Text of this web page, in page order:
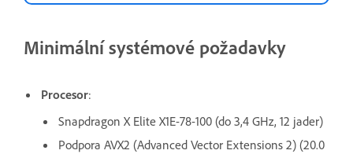
Minimální systémové požadavky
Procesor:
Snapdragon X Elite X1E-78-100 (do 3,4 GHz, 12 jader)
Podpora AVX2 (Advanced Vector Extensions 2) (20.0